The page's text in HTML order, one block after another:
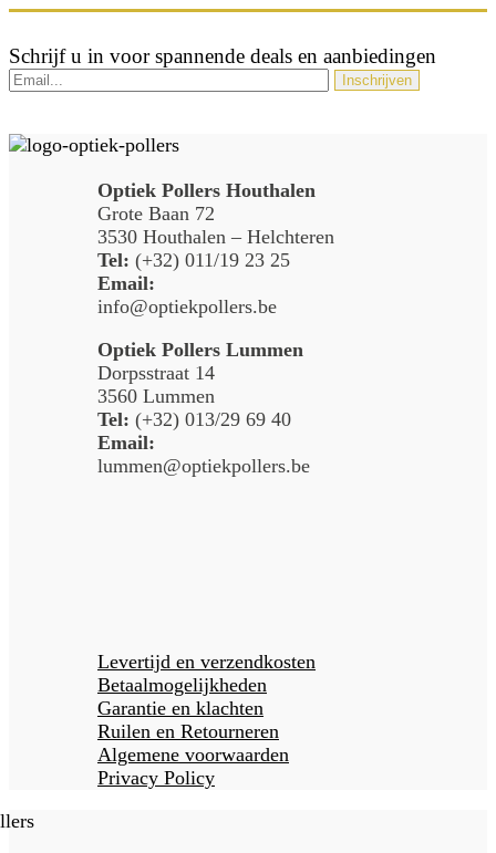
Schrijf u in voor spannende deals en aanbiedingen
Optiek Pollers Houthalen
Grote Baan 72
3530 Houthalen – Helchteren
Tel: (+32) 011/19 23 25
Email:
info@optiekpollers.be
Optiek Pollers Lummen
Dorpsstraat 14
3560 Lummen
Tel: (+32) 013/29 69 40
Email:
lummen@optiekpollers.be
Levertijd en verzendkosten
Betaalmogelijkheden
Garantie en klachten
Ruilen en Retourneren
Algemene voorwaarden
Privacy Policy